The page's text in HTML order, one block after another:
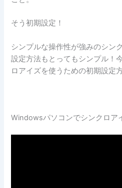
そう初期設定！
シンプルな操作性が強みのシン
設定方法もとってもシンプル！
ロアイズを使うための初期設定
Windowsパソコンでシンクロア